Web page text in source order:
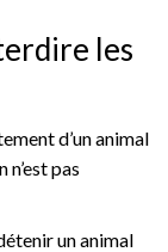
les
d’un animal
pas
un animal